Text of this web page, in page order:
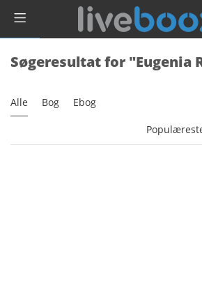
Søgeresultat for "Eugenia
Alle Bog Ebog